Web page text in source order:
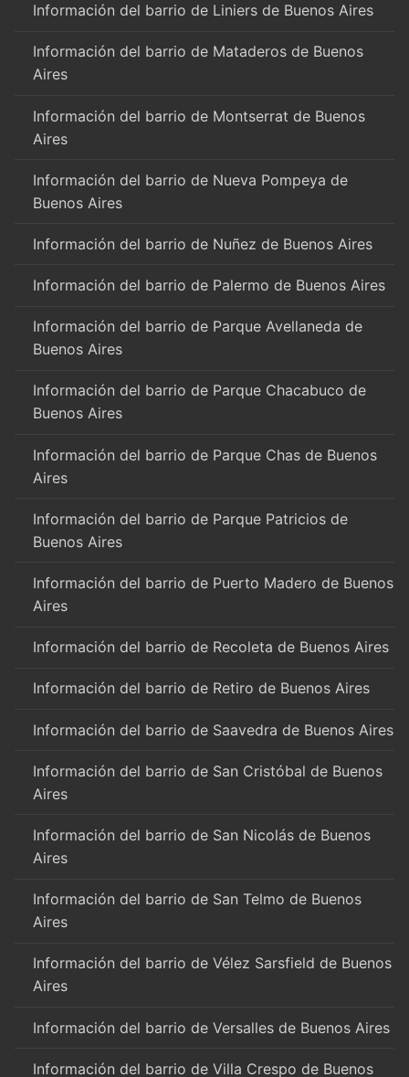
Información del barrio de Liniers de Buenos Aires
Información del barrio de Mataderos de Buenos
Aires
Información del barrio de Montserrat de Buenos
Aires
Información del barrio de Nueva Pompeya de
Buenos Aires
Información del barrio de Nuñez de Buenos Aires
Información del barrio de Palermo de Buenos Aires
Información del barrio de Parque Avellaneda de
Buenos Aires
Información del barrio de Parque Chacabuco de
Buenos Aires
Información del barrio de Parque Chas de Buenos
Aires
Información del barrio de Parque Patricios de
Buenos Aires
Información del barrio de Puerto Madero de Buenos
Aires
Información del barrio de Recoleta de Buenos Aires
Información del barrio de Retiro de Buenos Aires
Información del barrio de Saavedra de Buenos Aires
Información del barrio de San Cristóbal de Buenos
Aires
Información del barrio de San Nicolás de Buenos
Aires
Información del barrio de San Telmo de Buenos
Aires
Información del barrio de Vélez Sarsfield de Buenos
Aires
Información del barrio de Versalles de Buenos Aires
Información del barrio de Villa Crespo de Buenos